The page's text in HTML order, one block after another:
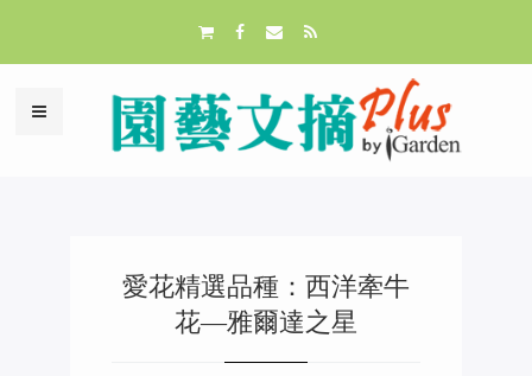
愛花精選品種：西洋牽牛
花—雅爾達之星